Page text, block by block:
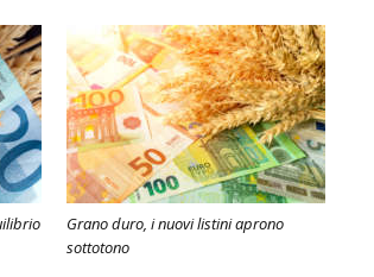
Grano duro, i nuovi listini aprono
sottotono